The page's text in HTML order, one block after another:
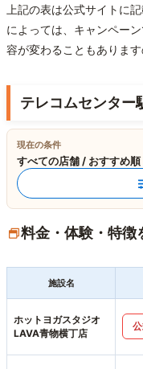
上記の表は公式サイトに
によっては、キャンペー
容が変わることもありま
テレコムセンター
現在の条件
すべての店舗 / おすすめ順
料金・体験・特徴
施設名
ホットヨガスタジオ
LAVA青物横丁店